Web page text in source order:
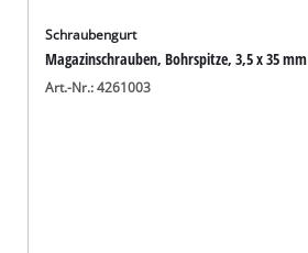
Schraubengurt
Magazinschrauben, Bohrspitze, 3,5 x 35 mm
Art.-Nr.: 4261003